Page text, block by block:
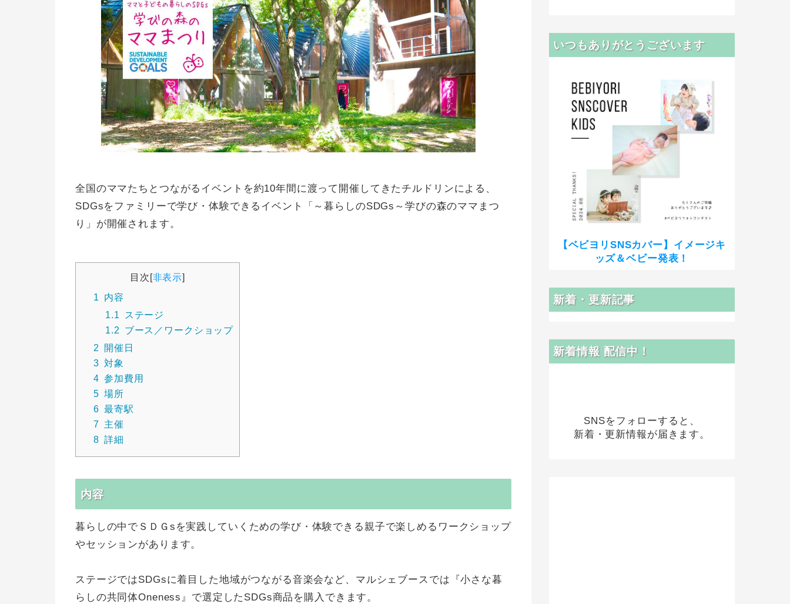
全国のママたちとつながるイベントを約10年間に渡って開催してきたチルドリンによる、
SDGsをファミリーで学び・体験できるイベント「～暮らしのSDGs～学びの森のママまつ
り」が開催されます。
目次[非表示]
1
内容
1.1
ステージ
1.2
ブース／ワークショップ
2
開催日
3 対象
4 参加費用
5 場所
6 最寄駅
7 主催
8 詳細
内容
暮らしの中でＳＤＧsを実践していくための学び・体験できる親子で楽しめるワークショップ
やセッションがあります。
ステージではSDGsに着目した地域がつながる音楽会など、マルシェブースでは『小さな暮
らしの共同体Oneness』で選定したSDGs商品を購入できます。
いつもありがとうございます
【ベビヨリSNSカバー】イメージキ
ッズ＆ベビー発表！
新着・更新記事
新着情報 配信中！
SNSをフォローすると、
新着・更新情報が届きます。